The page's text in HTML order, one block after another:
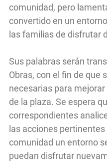
comunidad, pero
convertido en un
las familias de disfrutar
Sus palabras serán
Obras, con el fin de que
necesarias para
de la plaza. Se espera
correspondientes
las acciones
comunidad un entorno
puedan disfrutar